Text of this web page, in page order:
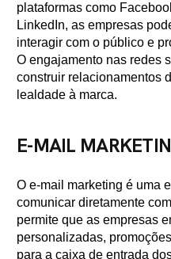
plataformas como
LinkedIn, as empresas
interagir com o público e
O engajamento nas redes
construir relacionamentos
lealdade à marca.
E-MAIL
O e-mail marketing é uma
comunicar diretamente
permite que as empresas
personalizadas,
para a caixa de entrada